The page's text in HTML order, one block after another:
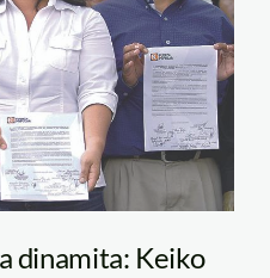
dinamita: Keiko